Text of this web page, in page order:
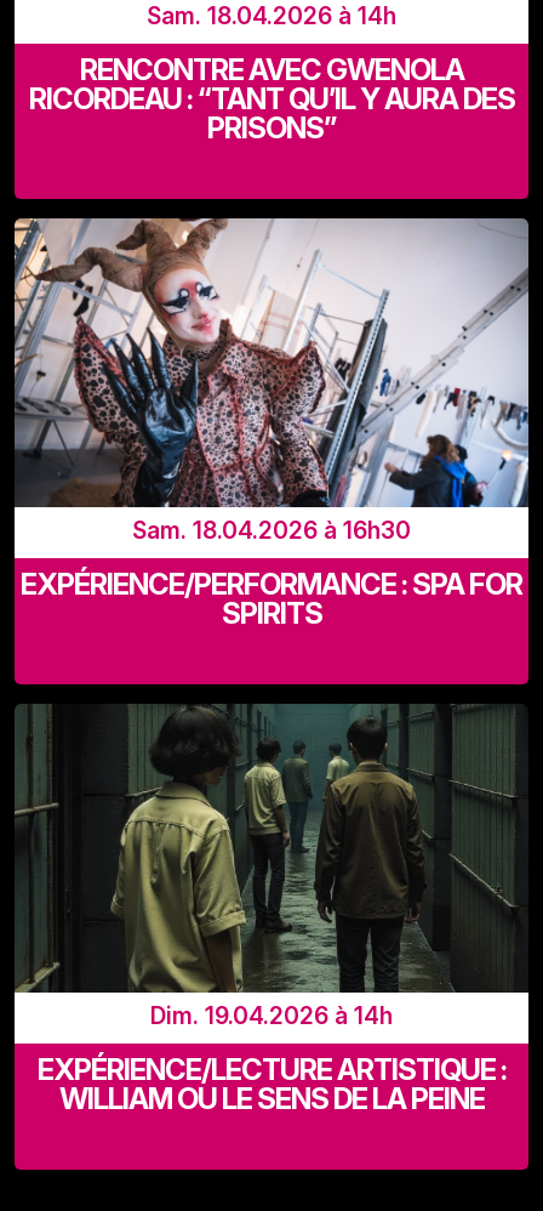
Sam. 18.04.2026 à 14h
RENCONTRE AVEC GWENOLA
RICORDEAU : “TANT QU’IL Y AURA DES
PRISONS”
Recyclart (Rue de Manchester 13-15 - 1080 Bruxelles)
Sam. 18.04.2026 à 16h30
EXPÉRIENCE/PERFORMANCE : SPA FOR
SPIRITS
Recyclart (Rue de Manchester 13-15 - 1080 Bruxelles)
Dim. 19.04.2026 à 14h
EXPÉRIENCE/LECTURE ARTISTIQUE :
WILLIAM OU LE SENS DE LA PEINE